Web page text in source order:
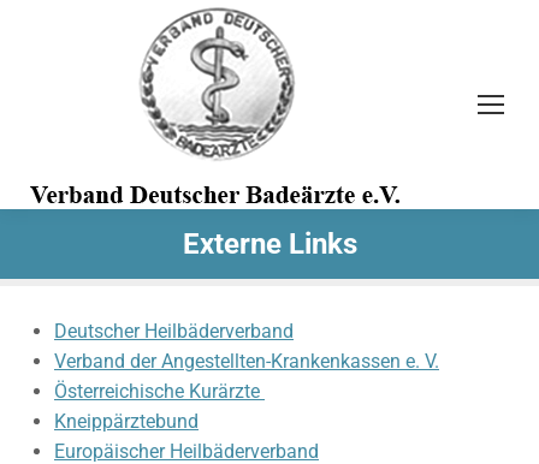
Search:
Externe Links
Deutscher Heilbäderverband
Verband der Angestellten-Krankenkassen e. V.
Österreichische Kurärzte
Kneippärztebund
Europäischer Heilbäderverband